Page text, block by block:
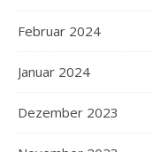
Februar 2024
Januar 2024
Dezember 2023